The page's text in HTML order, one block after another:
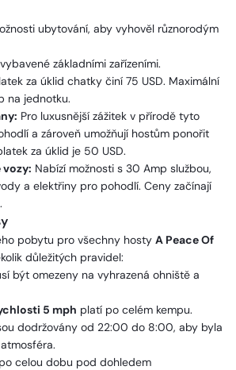
ubytování, aby vyhověl různorodým
základními zařízeními.
za úklid chatky činí 75 USD. Maximální
na jednotku.
Pro luxusnější zážitek v přírodě tyto
a zároveň umožňují hostům ponořit
za úklid je 50 USD.
vozy: Nabízí možnosti s 30 Amp službou,
a elektřiny pro pohodlí. Ceny začínají
pobytu pro všechny hosty A Peace Of
důležitých pravidel:
být omezeny na vyhrazená ohniště a
5 mph platí po celém kempu.
dodržovány od 22:00 do 8:00, aby byla
celou dobu pod dohledem